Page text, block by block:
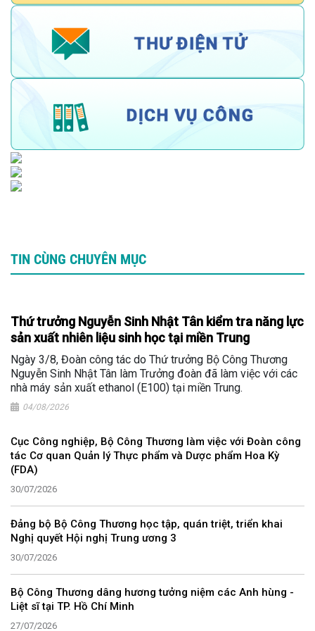
TIN CÙNG CHUYÊN MỤC
Thứ trưởng Nguyễn Sinh Nhật Tân kiểm tra năng lực
sản xuất nhiên liệu sinh học tại miền Trung
Ngày 3/8, Đoàn công tác do Thứ trưởng Bộ Công Thương
Nguyễn Sinh Nhật Tân làm Trưởng đoàn đã làm việc với các
nhà máy sản xuất ethanol (E100) tại miền Trung.
04/08/2026
Cục Công nghiệp, Bộ Công Thương làm việc với Đoàn công
tác Cơ quan Quản lý Thực phẩm và Dược phẩm Hoa Kỳ
(FDA)
30/07/2026
Đảng bộ Bộ Công Thương học tập, quán triệt, triển khai
Nghị quyết Hội nghị Trung ương 3
30/07/2026
Bộ Công Thương dâng hương tưởng niệm các Anh hùng -
Liệt sĩ tại TP. Hồ Chí Minh
27/07/2026